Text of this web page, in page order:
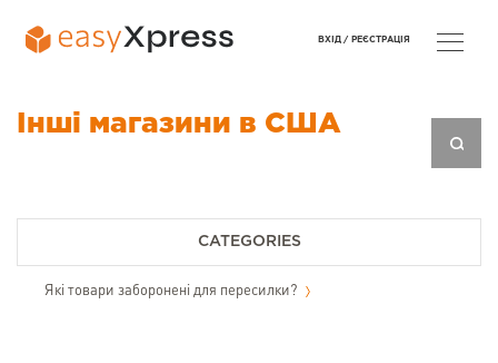
Інші магазини в США
CATEGORIES
Які товари заборонені для пересилки?
ВХІД / РЕЄСТРАЦІЯ